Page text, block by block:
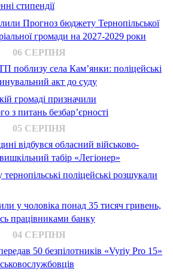
стипендії
Прогноз бюджету Тернопільської
громади на 2027-2029 роки
06 СЕРПНЯ
поблизу села Кам’янки: поліцейські
акт до суду
громаді призначили
з питань безбар’єрності
05 СЕРПНЯ
відбувся обласний військово-
табір «Легіонер»
поліцейські розшукали
у чоловіка понад 35 тисяч гривень,
працівниками банку
04 СЕРПНЯ
50 безпілотників «Vyriy Pro 15»